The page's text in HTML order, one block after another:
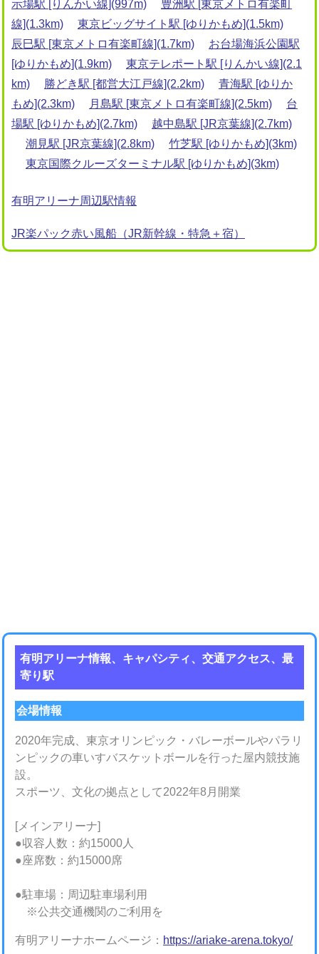
示場駅 [りんかい線](997m)
豊洲駅 [東京メトロ有楽町
線](1.3km)
東京ビッグサイト駅 [ゆりかもめ](1.5km)
辰巳駅 [東京メトロ有楽町線](1.7km)
お台場海浜公園駅
[ゆりかもめ](1.9km)
東京テレポート駅 [りんかい線](2.1
km)
勝どき駅 [都営大江戸線](2.2km)
青海駅 [ゆりか
もめ](2.3km)
月島駅 [東京メトロ有楽町線](2.5km)
台
場駅 [ゆりかもめ](2.7km)
越中島駅 [JR京葉線](2.7km)
潮見駅 [JR京葉線](2.8km)
竹芝駅 [ゆりかもめ](3km)
東京国際クルーズターミナル駅 [ゆりかもめ](3km)
有明アリーナ周辺駅情報
JR楽パック赤い風船（JR新幹線・特急＋宿）
有明アリーナ情報、キャパシティ、交通アクセス、最
寄り駅
会場情報
2020年完成、東京オリンピック・バレーボールやパラリ
ンピックの車いすバスケットボールを行った屋内競技施
設。
スポーツ、文化の拠点として2022年8月開業
[メインアリーナ]
●収容人数：約15000人
●座席数：約15000席
●駐車場：周辺駐車場利用
※公共交通機関のご利用を
有明アリーナホームページ： https://ariake-arena.tokyo/